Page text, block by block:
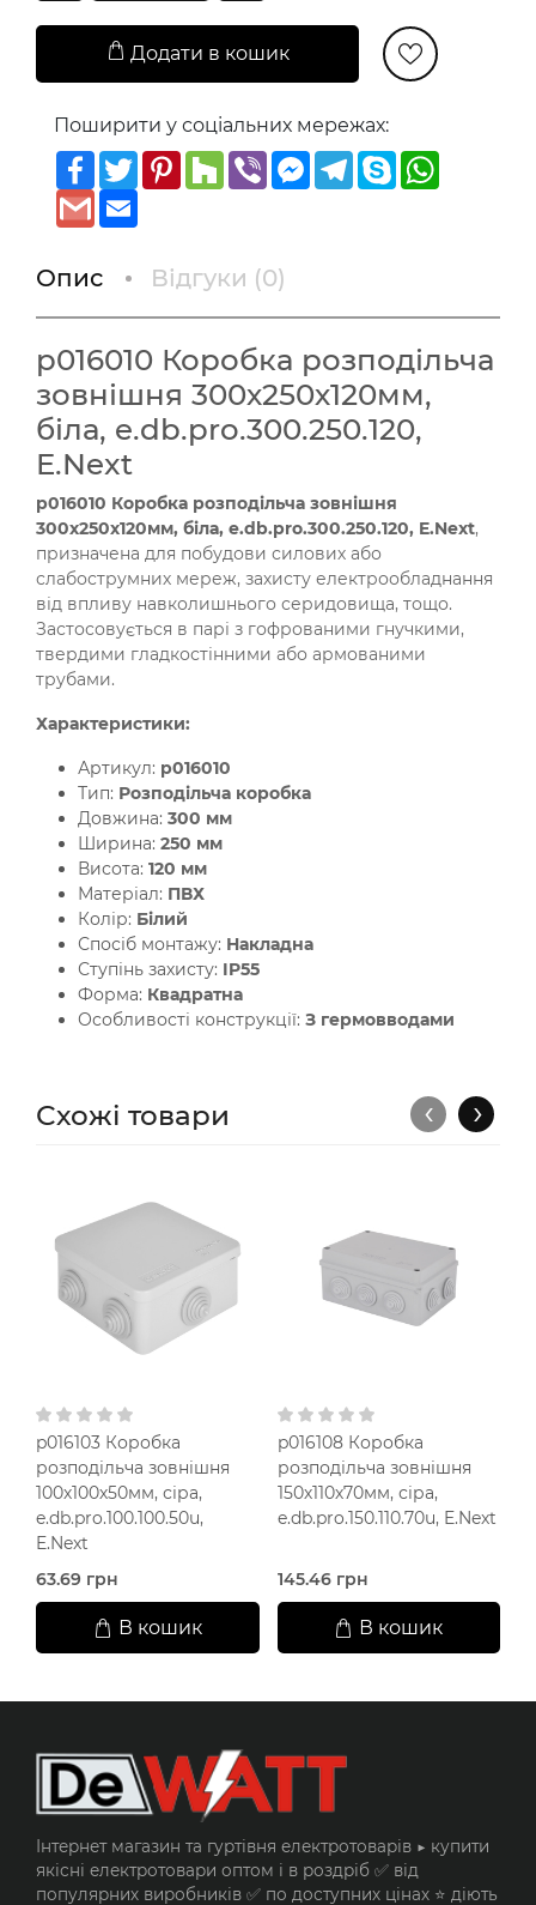
Додати в кошик
Поширити у соціальних мережах:
Facebook
TwitterPinterest
HouzzViberMessenger
Telegram
Skype
Gmail
Опис Відгуки (0)
p016010 Коробка розподільча
зовнішня 300х250х120мм,
біла, e.db.pro.300.250.120,
E.Next
p016010 Коробка розподільча зовнішня
300х250х120мм, біла, e.db.pro.300.250.120, E.Next,
призначена для побудови силових або
слабострумних мереж, захисту електрообладнання
від впливу навколишнього серидовища, тощо.
Застосовується в парі з гофрованими гнучкими,
твердими гладкостінними або армованими
трубами.
Характеристики:
Артикул: p016010
Тип: Розподільча коробка
Довжина: 300 мм
Ширина: 250 мм
Висота: 120 мм
Матеріал: ПВХ
Колір: Білий
Спосіб монтажу: Накладна
Ступінь захисту: IP55
Форма: Квадратна
Особливості конструкції: З гермовводами
Схожі товари
p016103 Коробка
розподільча зовнішня
100х100х50мм, сіра,
e.db.pro.100.100.50u,
E.Next
63.69 грн
В кошик
p016108 Коробка
розподільча зовнішня
150х110х70мм, сіра,
e.db.pro.150.110.70u, E.Next
145.46 грн
В кошик
‹ ›
Інтернет магазин та гуртівня електротоварів ▶️ купити
якісні електротовари оптом і в роздріб ✅ від
популярних виробників ✅ по доступних цінах ⭐ діють